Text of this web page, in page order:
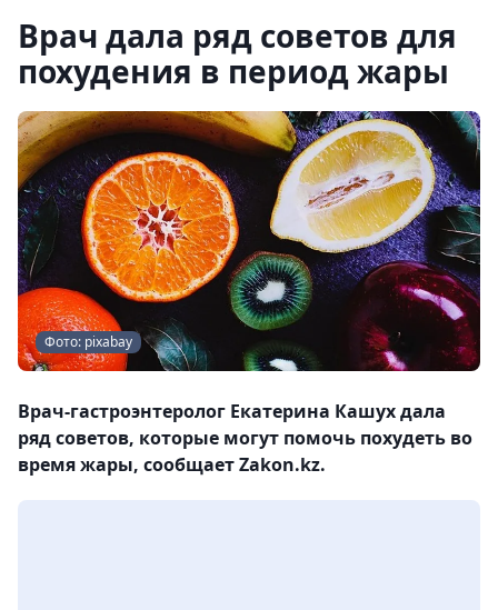
Врач дала ряд советов для
похудения в период жары
Фото: pixabay
Врач-гастроэнтеролог Екатерина Кашух дала
ряд советов, которые могут помочь похудеть во
время жары, сообщает Zakon.kz.